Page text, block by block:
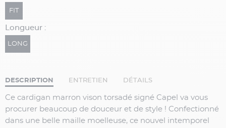
FIT
Longueur :
LONG
DESCRIPTION ENTRETIEN DÉTAILS
Ce cardigan marron vison torsadé signé Capel va vous
procurer beaucoup de douceur et de style ! Confectionné
dans une belle maille moelleuse, ce nouvel intemporel